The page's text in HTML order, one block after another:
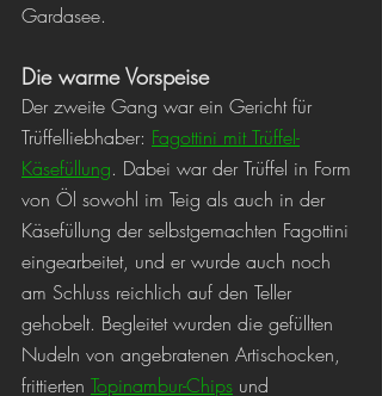
Gardasee.
Die warme Vorspeise
Der zweite Gang war ein Gericht für
Trüffelliebhaber: Fagottini mit Trüffel-
Käsefüllung. Dabei war der Trüffel in Form
von Öl sowohl im Teig als auch in der
Käsefüllung der selbstgemachten Fagottini
eingearbeitet, und er wurde auch noch
am Schluss reichlich auf den Teller
gehobelt. Begleitet wurden die gefüllten
Nudeln von angebratenen Artischocken,
frittierten Topinambur-Chips und